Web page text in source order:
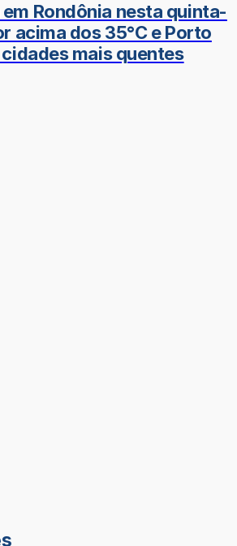
Rondônia nesta quinta-
acima dos 35°C e Porto
mais quentes